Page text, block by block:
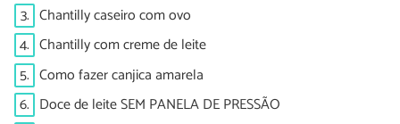
3. Chantilly caseiro com ovo
4. Chantilly com creme de leite
5. Como fazer canjica amarela
6. Doce de leite SEM PANELA DE PRESSÃO